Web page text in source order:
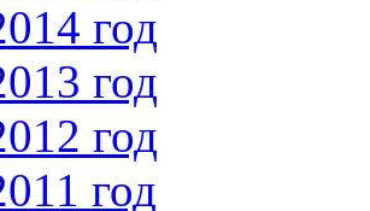
год
год
год
год